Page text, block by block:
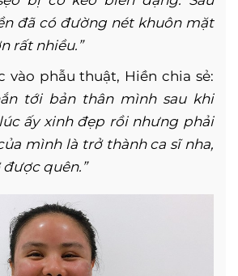
đã có đường nét khuôn mặt
rất nhiều.”
vào phẫu thuật, Hiền chia sẻ:
tới bản thân mình sau khi
ấy xinh đẹp rồi nhưng phải
mình là trở thành ca sĩ nha,
quên.”